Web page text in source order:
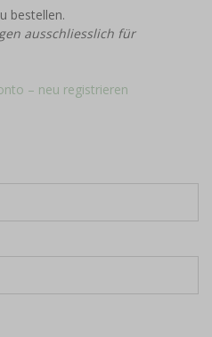
bestellen.
ausschliesslich für
– neu registrieren